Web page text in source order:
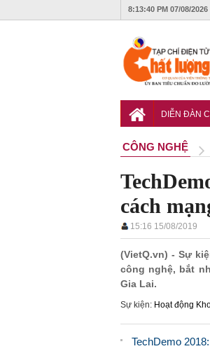
8:13:41 PM 07/08/2026
DIỄN ĐÀN
CÔNG NGHỆ
cách
15:16 15/08/2019
(VietQ.vn) - Sự
công nghệ, bắt
Gia Lai.
Sự kiện: Hoạt động
TechDemo